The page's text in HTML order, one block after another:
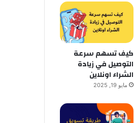
كيف تسهم سرعة
التوصيل في زيادة
الشراء اونلاين
مايو 19, 2025